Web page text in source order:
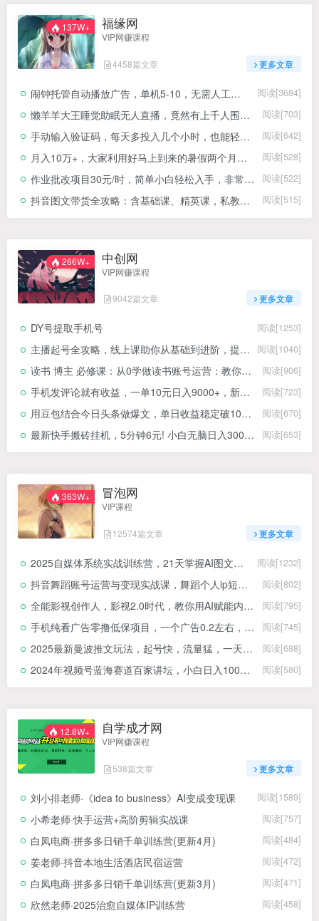
137W+ 福缘网
VIP网赚课程
4458篇文章 更多文章
闹钟托管自动播放广告，单机5-10，无需人工操作 阅读[3684]
懒羊羊大王睡觉助眠无人直播，竟然有上千人围观，目前没人在卷 阅读[703]
手动输入验证码，每天多投入几个小时，也能轻松获得两三千元的收入 阅读[642]
月入10万+，大家利用好马上到来的暑假两个月，打个翻身仗 阅读[528]
作业批改项目30元/时，简单小白轻松入手，非常适合兼职 阅读[522]
抖音图文带货全攻略：含基础课、精英课，私教直播，从账号搭建到流量提升及出单技巧 阅读[515]
266W+ 中创网
VIP网赚课程
9042篇文章 更多文章
DY号提取手机号 阅读[1253]
主播起号全攻略，线上课助你从基础到进阶，提升直播能力 阅读[1040]
读书 博主 必修课：从0学做读书账号运营：教你图文、视频、直播卖书 阅读[906]
手机发评论就有收益，一单10元日入9000+，新手小白复制粘贴秒上手 阅读[723]
用豆包结合今日头条做爆文，单日收益稳定破1000+，只需简单复制粘贴即可！ 阅读[670]
最新快手搬砖挂机，5分钟6元! 小白无脑日入300-600＋ 阅读[653]
363W+ 冒泡网
VIP课程
12574篇文章 更多文章
2025自媒体系统实战训练营，21天掌握AI图文短视频内容创作 阅读[1232]
抖音舞蹈账号运营与变现实战课，舞蹈个人ip短视频带货变现 阅读[802]
全能影视创作人，影视2.0时代，教你用AI赋能内容创作，​零基础到视频大神 阅读[795]
手机纯看广告零撸低保项目，一个广告0.2左右，不需要养机！！ 阅读[745]
2025最新曼波推文玩法，起号快，流量猛，一天收益1k+真的太猛了 阅读[688]
2024年视频号蓝海赛道百家讲坛，小白日入1000+，落地实操教程 阅读[580]
12.8W+ 自学成才网
VIP网赚课程
538篇文章 更多文章
刘小排老师·《idea to business》AI变成变现课 阅读[1589]
小希老师·快手运营+高阶剪辑实战课 阅读[757]
白凤电商·拼多多日销千单训练营(更新4月) 阅读[484]
姜老师·抖音本地生活酒店民宿运营 阅读[472]
白凤电商·拼多多日销千单训练营(更新3月) 阅读[471]
欣然老师·2025治愈自媒体IP训练营 阅读[458]